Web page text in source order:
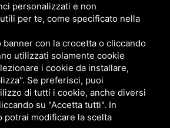
- Legnano
personalizzati e non
per te, come specificato nella
con la crocetta o cliccando
utilizzati solamente cookie
i cookie da installare,
Se preferisci, puoi
di tutti i cookie, anche diversi
su "Accetta tutti". In
potrai modificare la scelta